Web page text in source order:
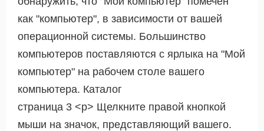
как "компьютер", в зависимости от вашей
операционной системы. Большинство
компьютеров поставляются с ярлыка на "Мой
компьютер" на рабочем столе вашего
компьютера. Каталог
страница 3 <р> Щелкните правой кнопкой
мыши на значок, представляющий вашего.